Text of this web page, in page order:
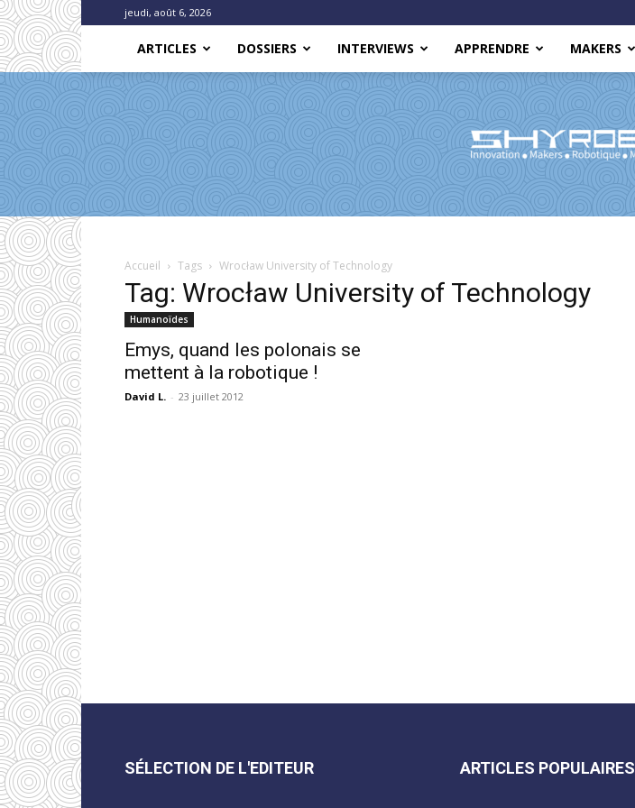
jeudi, août 6, 2026
ARTICLES DOSSIERS INTERVIEWS APPRENDRE MAKERS
Accueil Tags Wrocław University of Technology
Tag: Wrocław University of Technology
Humanoïdes
Emys, quand les polonais se
mettent à la robotique !
David L. - 23 juillet 2012
SÉLECTION DE L'EDITEUR ARTICLES POPULAIRES